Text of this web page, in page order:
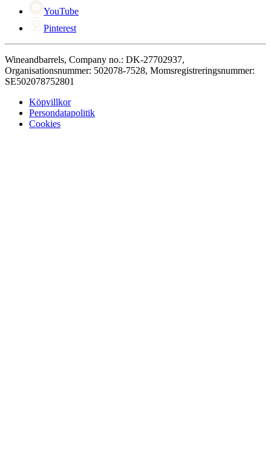
YouTube
Pinterest
Wineandbarrels, Company no.: DK-27702937,
Organisationsnummer: 502078-7528, Momsregistreringsnummer:
SE502078752801
Köpvillkor
Persondatapolitik
Cookies